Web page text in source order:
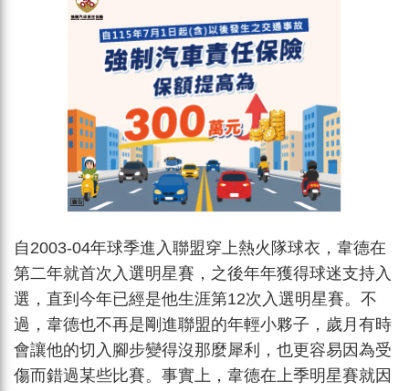
自2003-04年球季進入聯盟穿上熱火隊球衣，韋德在
第二年就首次入選明星賽，之後年年獲得球迷支持入
選，直到今年已經是他生涯第12次入選明星賽。不
過，韋德也不再是剛進聯盟的年輕小夥子，歲月有時
會讓他的切入腳步變得沒那麼犀利，也更容易因為受
傷而錯過某些比賽。事實上，韋德在上季明星賽就因